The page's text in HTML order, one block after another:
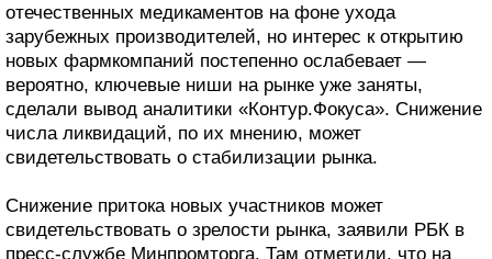
отечественных медикаментов на фоне ухода
зарубежных производителей, но интерес к открытию
новых фармкомпаний постепенно ослабевает —
вероятно, ключевые ниши на рынке уже заняты,
сделали вывод аналитики «Контур.Фокуса». Снижение
числа ликвидаций, по их мнению, может
свидетельствовать о стабилизации рынка.
Снижение притока новых участников может
свидетельствовать о зрелости рынка, заявили РБК в
пресс-службе Минпромторга. Там отметили, что на